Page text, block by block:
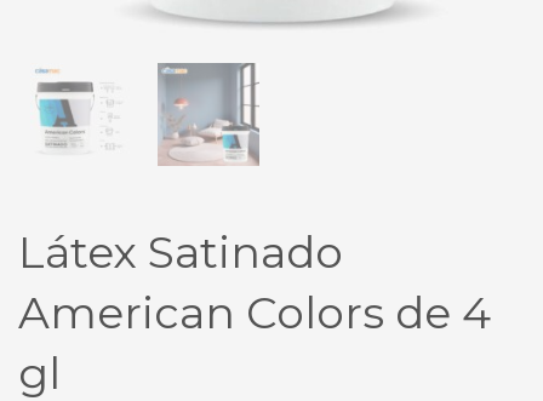
Látex Satinado
American Colors de 4
gl